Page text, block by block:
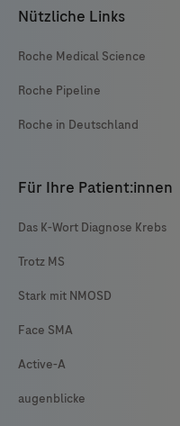
Nützliche Links
Roche Medical Science
Roche Pipeline
Roche in Deutschland
Für Ihre Patient:innen
Das K-Wort Diagnose Krebs
Trotz MS
Stark mit NMOSD
Face SMA
Active-A
augenblicke